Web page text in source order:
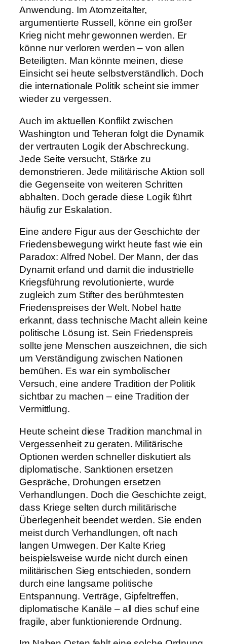
Anwendung. Im Atomzeitalter,
argumentierte Russell, könne ein großer
Krieg nicht mehr gewonnen werden. Er
könne nur verloren werden – von allen
Beteiligten. Man könnte meinen, diese
Einsicht sei heute selbstverständlich. Doch
die internationale Politik scheint sie immer
wieder zu vergessen.
Auch im aktuellen Konflikt zwischen
Washington und Teheran folgt die Dynamik
der vertrauten Logik der Abschreckung.
Jede Seite versucht, Stärke zu
demonstrieren. Jede militärische Aktion soll
die Gegenseite von weiteren Schritten
abhalten. Doch gerade diese Logik führt
häufig zur Eskalation.
Eine andere Figur aus der Geschichte der
Friedensbewegung wirkt heute fast wie ein
Paradox: Alfred Nobel. Der Mann, der das
Dynamit erfand und damit die industrielle
Kriegsführung revolutionierte, wurde
zugleich zum Stifter des berühmtesten
Friedenspreises der Welt. Nobel hatte
erkannt, dass technische Macht allein keine
politische Lösung ist. Sein Friedenspreis
sollte jene Menschen auszeichnen, die sich
um Verständigung zwischen Nationen
bemühen. Es war ein symbolischer
Versuch, eine andere Tradition der Politik
sichtbar zu machen – eine Tradition der
Vermittlung.
Heute scheint diese Tradition manchmal in
Vergessenheit zu geraten. Militärische
Optionen werden schneller diskutiert als
diplomatische. Sanktionen ersetzen
Gespräche, Drohungen ersetzen
Verhandlungen. Doch die Geschichte zeigt,
dass Kriege selten durch militärische
Überlegenheit beendet werden. Sie enden
meist durch Verhandlungen, oft nach
langen Umwegen. Der Kalte Krieg
beispielsweise wurde nicht durch einen
militärischen Sieg entschieden, sondern
durch eine langsame politische
Entspannung. Verträge, Gipfeltreffen,
diplomatische Kanäle – all dies schuf eine
fragile, aber funktionierende Ordnung.